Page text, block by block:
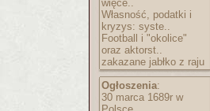
więce..
Własność, podatki i
kryzys: syste..
Football i "okolice"
oraz aktorst..
zakazane jabłko z raju
Ogłoszenia:
30 marca 1689r w